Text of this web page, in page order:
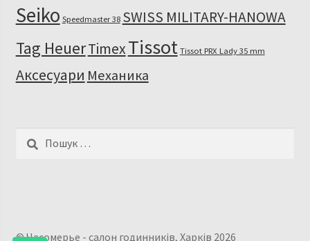
Seiko Speedmaster 38 SWISS MILITARY-HANOWA
Tag HeuerTimexTissot Tissot PRX Lady 35 mm
Аксесуари Механика
Пошук:
© Часомерье - салон годинників, Харків 2026